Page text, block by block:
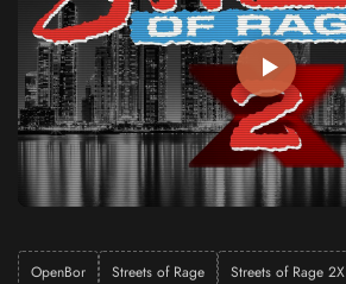
OpenBor Streets of Rage Streets of Rage 2X